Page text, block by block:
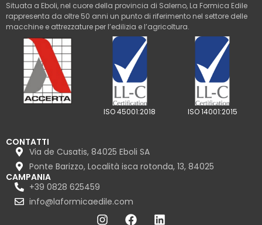
Situata a Eboli, nel cuore della provincia di Salerno, La Formica Edile
rappresenta da oltre 50 anni un punto di riferimento nel settore delle
macchine e attrezzature per l’edilizia e l’agricoltura.
ISO 45001:2018 ISO 14001:2015
CONTATTI
Via de Cusatis, 84025 Eboli SA
Ponte Barizzo, Località isca rotonda, 13, 84025
CAMPANIA
+39 0828 625459
info@laformicaedile.com